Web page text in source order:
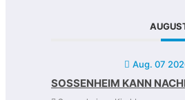
Aug. 07
SOSSENHEIM KANN